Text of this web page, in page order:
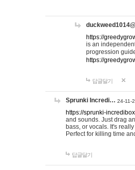
https://
is an
progression
https://
답글달기
Sprunki Incredi… 24-11-
https://sprunki-
and sounds. Just drag
bass, or vocals. It's
Perfect for killing time
답글달기